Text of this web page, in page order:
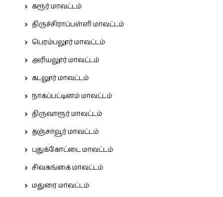
கரூர் மாவட்டம்
திருச்சிராப்பள்ளி மாவட்டம்
பெரம்பலூர் மாவட்டம்
அரியலூர் மாவட்டம்
கடலூர் மாவட்டம்
நாகப்பட்டினம் மாவட்டம்
திருவாரூர் மாவட்டம்
தஞ்சாவூர் மாவட்டம்
புதுக்கோட்டை மாவட்டம்
சிவகங்கை மாவட்டம்
மதுரை மாவட்டம்